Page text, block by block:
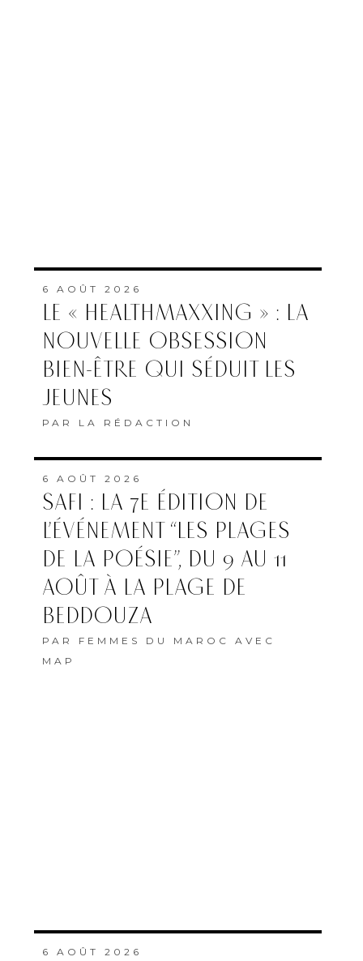
6 AOÛT 2026
LE « HEALTHMAXXING » : LA
NOUVELLE OBSESSION
BIEN-ÊTRE QUI SÉDUIT LES
JEUNES
PAR LA RÉDACTION
6 AOÛT 2026
SAFI : LA 7E ÉDITION DE
L’ÉVÉNEMENT “LES PLAGES
DE LA POÉSIE”, DU 9 AU 11
AOÛT À LA PLAGE DE
BEDDOUZA
PAR FEMMES DU MAROC AVEC
MAP
6 AOÛT 2026